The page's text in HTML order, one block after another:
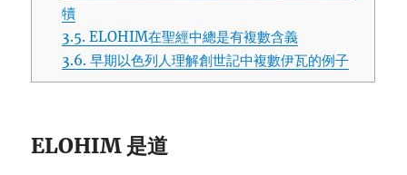
犢
3.5. ELOHIM在聖經中總是有複數含義
3.6. 早期以色列人理解創世記中複數伊瓦的例子
ELOHIM 是道